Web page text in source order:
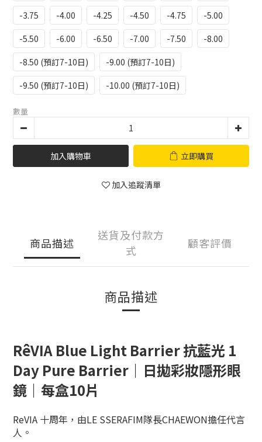
-3.75
-4.00 -4.25 -4.50 -4.75
-5.00
-5.50
-6.00 -6.50 -7.00 -7.50
-8.00
-8.50 (預訂7-10日)
-9.00 (預訂7-10日)
-9.50 (預訂7-10日)
-10.00 (預訂7-10日)
數量
加入購物車 立即購買
加入追蹤清單
商品描述
送貨及付款方
式
顧客評價
商品描述
RêVIA Blue Light Barrier 抗藍光 1
Day Pure Barrier｜日拋彩妝隱形眼
鏡｜每盒10片
ReVIA 十周年，由LE SSERAFIM隊長CHAEWON擔任代言
人。